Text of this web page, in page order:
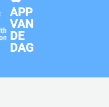
APP
VAN
DE
DAG